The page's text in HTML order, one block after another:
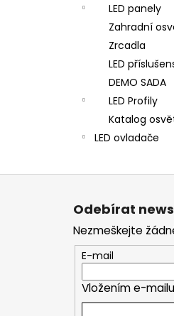
LED panely
Zahradní
Zrcadla
LED
DEMO SADA
LED Profily
Katalog
LED ovladače
Z
Odebírat
Nezmeškejte
E-mail
Vložením e-